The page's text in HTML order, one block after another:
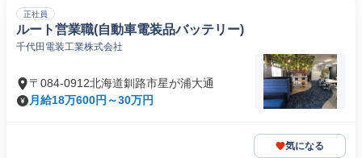
正社員
ルート営業職(自動車電装品バッテリー)
千代田電装工業株式会社
〒084-0912北海道釧路市星が浦大通
月給18万600円～30万円
気になる